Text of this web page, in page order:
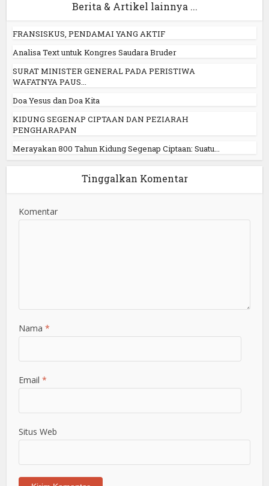
Berita & Artikel lainnya ...
FRANSISKUS, PENDAMAI YANG AKTIF
Analisa Text untuk Kongres Saudara Bruder
SURAT MINISTER GENERAL PADA PERISTIWA
WAFATNYA PAUS...
Doa Yesus dan Doa Kita
KIDUNG SEGENAP CIPTAAN DAN PEZIARAH
PENGHARAPAN
Merayakan 800 Tahun Kidung Segenap Ciptaan: Suatu...
Tinggalkan Komentar
Komentar
Nama*
Email*
Situs Web